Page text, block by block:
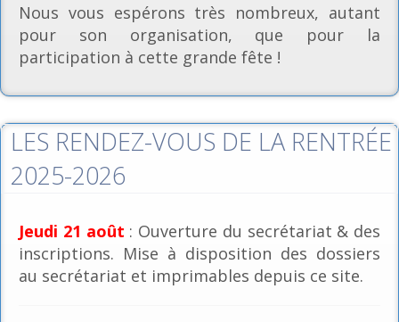
Nous vous espérons très nombreux, autant
pour son organisation, que pour la
participation à cette grande fête !
LES RENDEZ-VOUS DE LA RENTRÉE
2025-2026
Jeudi 21 août : Ouverture du secrétariat & des
inscriptions. Mise à disposition des dossiers
au secrétariat et imprimables depuis ce site.